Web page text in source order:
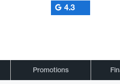
4.3
Promotions